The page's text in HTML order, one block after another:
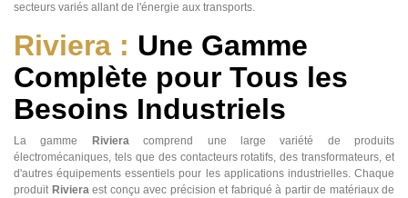
secteurs variés allant de l'énergie aux transports.
Riviera : Une Gamme
Complète pour Tous les
Besoins Industriels
La gamme Rivieracomprend une large variété de produits
électromécaniques, tels que des contacteurs rotatifs, des transformateurs, et
d'autres équipements essentiels pour les applications industrielles. Chaque
produit Rivieraest conçu avec précision et fabriqué à partir de matériaux de